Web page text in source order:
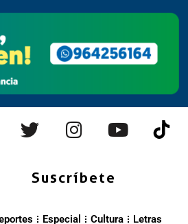
Suscríbete
Especial Cultura Letras